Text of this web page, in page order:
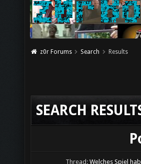
z0r Forums Search Results
SEARCH
Thread: Welches Spiel